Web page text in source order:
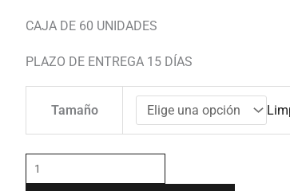
CAJA DE 60 UNIDADES
PLAZO DE ENTREGA 15 DÍAS
Tamaño